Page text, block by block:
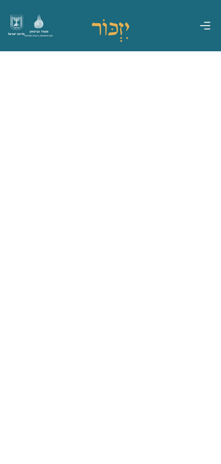
מדינת ישראל
משרד הביטחון
אגף משפחות, הנצחה ומורשת